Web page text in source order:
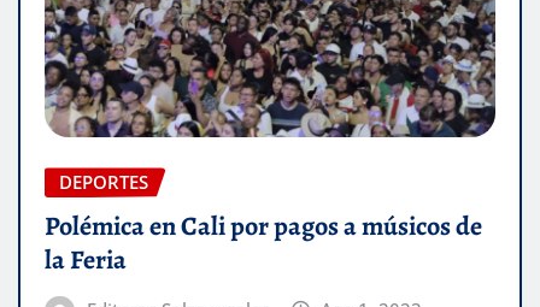
DEPORTES
Polémica en Cali por pagos a músicos de
la Feria